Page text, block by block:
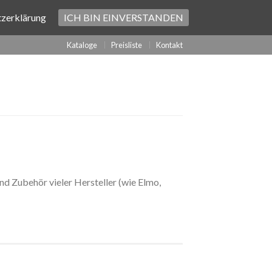
Kataloge Preisliste Kontakt
Zubehör vieler Hersteller (wie Elmo,
ICH BIN EINVERSTANDEN